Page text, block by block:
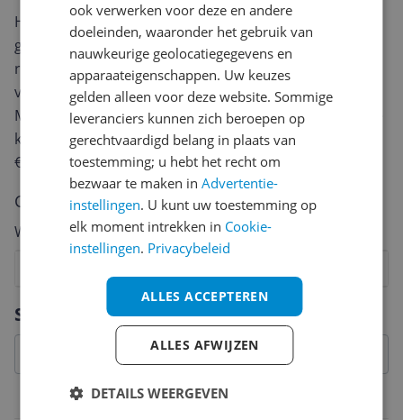
Specificaties
Belangrijkste kenmerken
Heb jij dit product in bezit en wil je graag je mening
geven? Start dan hieronder met het schrijven van je
review. Afhankelijk van de details duurt het schrijven
van een review gemiddeld tussen de 3 en 10 minuten.
Met jouw mening help je andere bezoekers een betere
keuze te maken én maak je iedere maand kans op
€250,-!
Klik hier voor de actievoorwaarden.
Cijfer
Welk cijfer geef jij dit product?
Vraag 1 van 4
ook verwerken voor deze en andere
doeleinden, waaronder het gebruik van
nauwkeurige geolocatiegegevens en
apparaateigenschappen. Uw keuzes
gelden alleen voor deze website. Sommige
leveranciers kunnen zich beroepen op
gerechtvaardigd belang in plaats van
toestemming; u hebt het recht om
bezwaar te maken inAdvertentie-
instellingen. U kunt uw toestemming op
elk moment intrekken in Cookie-
instellingen. Privacybeleid
ALLES ACCEPTEREN
ALLES AFWIJZEN
DETAILS WEERGEVEN